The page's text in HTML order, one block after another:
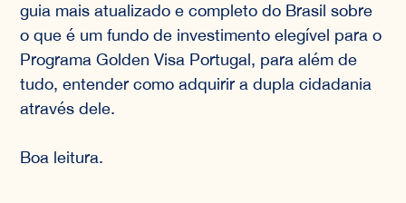
guia mais atualizado e completo do Brasil sobre
o que é um fundo de investimento elegível para o
Programa Golden Visa Portugal, para além de
tudo, entender como adquirir a dupla cidadania
através dele.
Boa leitura.